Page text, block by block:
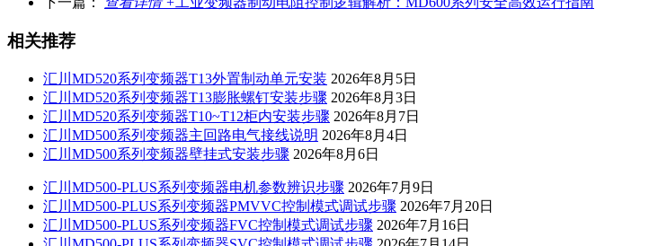
相关推荐
汇川MD520系列变频器T13外置制动单元安装 2026年8月5日
汇川MD520系列变频器T13膨胀螺钉安装步骤 2026年8月3日
汇川MD520系列变频器T10~T12柜内安装步骤 2026年8月7日
汇川MD500系列变频器主回路电气接线说明 2026年8月4日
汇川MD500系列变频器壁挂式安装步骤 2026年8月6日
汇川MD500-PLUS系列变频器电机参数辨识步骤 2026年7月9日
汇川MD500-PLUS系列变频器PMVVC控制模式调试步骤 2026年7月20日
汇川MD500-PLUS系列变频器FVC控制模式调试步骤 2026年7月16日